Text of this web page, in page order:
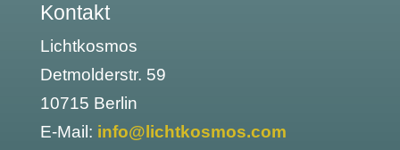
Kontakt
Lichtkosmos
Detmolderstr. 59
10715 Berlin
E-Mail: info@lichtkosmos.com